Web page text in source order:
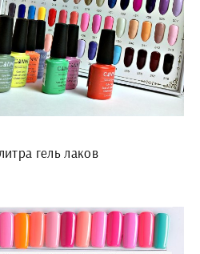
гель лаков